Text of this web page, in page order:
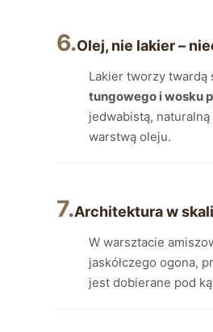
6.Olej, nie lakier –
Lakier tworzy twardą
tungowego i wosku
jedwabistą,
warstwą oleju.
7.Architektura w
W warsztacie
jaskółczego ogona,
jest dobierane pod